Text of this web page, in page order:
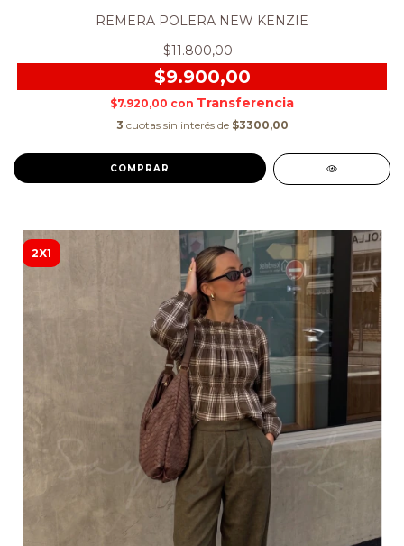
REMERA POLERA NEW KENZIE
$11.800,00
$9.900,00
$7.920,00 con
3 cuotas sin interés de $3300,00
COMPRAR
2X1